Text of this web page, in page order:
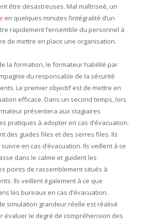
être désastreuses. Mal maîtriseé, un
en quelques minutes l’intégralité d’un
rapidement l’ensemble du personnel à
de mettre en place une organisation.
la formation, le formateur habilité par
du responsable de la sécurité
Le premier objectif est de mettre en
efficace. Dans un second temps, lors
présentera aux stagiaires
pratiques à adopter en cas d’évacuation.
des guides files et des serres files. Ils
en cas d’évacuation. Ils veillent à ce
dans le calme et guident les
points de rassemblement situés à
Ils veillent également à ce que
les bureaux en cas d’évacuation.
simulation grandeur réelle est réalisé
évaluer le degré de compréhension des